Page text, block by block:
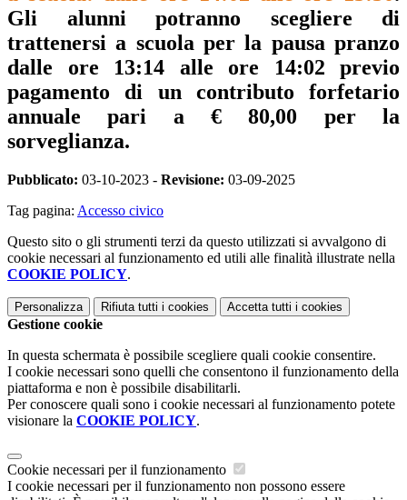
Gli alunni potranno scegliere di
trattenersi a scuola per la pausa pranzo
dalle ore 13:14 alle ore 14:02 previo
pagamento di un contributo forfetario
annuale pari a € 80,00 per la
sorveglianza.
Pubblicato: 03-10-2023 - Revisione: 03-09-2025
Tag pagina: Accesso civico
Questo sito o gli strumenti terzi da questo utilizzati si avvalgono di
cookie necessari al funzionamento ed utili alle finalità illustrate nella
COOKIE POLICY.
Personalizza Rifiuta tutti i cookies Accetta tutti i cookies
Gestione cookie
In questa schermata è possibile scegliere quali cookie consentire.
I cookie necessari sono quelli che consentono il funzionamento della
piattaforma e non è possibile disabilitarli.
Per conoscere quali sono i cookie necessari al funzionamento potete
visionare la COOKIE POLICY.
Cookie necessari per il funzionamento
I cookie necessari per il funzionamento non possono essere